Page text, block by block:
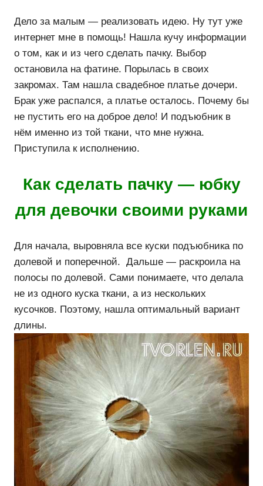
Дело за малым — реализовать идею. Ну тут уже
интернет мне в помощь! Нашла кучу информации
о том, как и из чего сделать пачку. Выбор
остановила на фатине. Порылась в своих
закромах. Там нашла свадебное платье дочери.
Брак уже распался, а платье осталось. Почему бы
не пустить его на доброе дело! И подъюбник в
нём именно из той ткани, что мне нужна.
Приступила к исполнению.
Как сделать пачку — юбку
для девочки своими руками
Для начала, выровняла все куски подъюбника по
долевой и поперечной. Дальше — раскроила на
полосы по долевой. Сами понимаете, что делала
не из одного куска ткани, а из нескольких
кусочков. Поэтому, нашла оптимальный вариант
длины.